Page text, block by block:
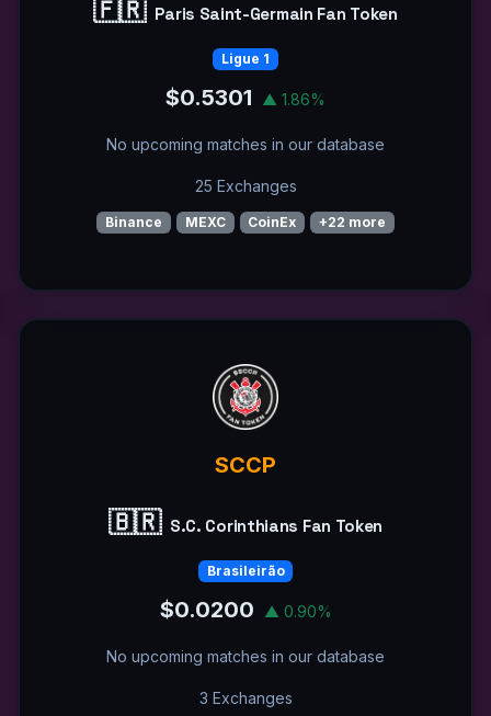
🇫🇷 Paris Saint-Germain Fan Token
Ligue 1
$0.5301 ▲ 1.86%
No upcoming matches in our database
25 Exchanges
Binance MEXC CoinEx +22 more
SCCP
🇧🇷 S.C. Corinthians Fan Token
Brasileirão
$0.0200 ▲ 0.90%
No upcoming matches in our database
3 Exchanges